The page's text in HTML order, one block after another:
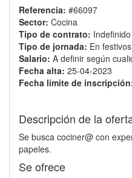
Referencia: #66097
Sector: Cocina
Tipo de contrato: Indefinido
Tipo de jornada: En festivos
Salario: A definir según
Fecha alta: 25-04-2023
Fecha límite de
Descripción de la
Se busca cociner@ con
papeles.
Se ofrece